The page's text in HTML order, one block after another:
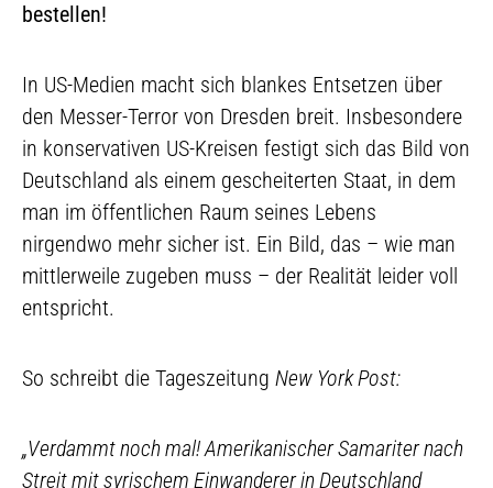
bestellen!
In US-Medien macht sich blankes Entsetzen über
den Messer-Terror von Dresden breit. Insbesondere
in konservativen US-Kreisen festigt sich das Bild von
Deutschland als einem gescheiterten Staat, in dem
man im öffentlichen Raum seines Lebens
nirgendwo mehr sicher ist. Ein Bild, das – wie man
mittlerweile zugeben muss – der Realität leider voll
entspricht.
So schreibt die Tageszeitung New York Post:
„Verdammt noch mal! Amerikanischer Samariter nach
Streit mit syrischem Einwanderer in Deutschland